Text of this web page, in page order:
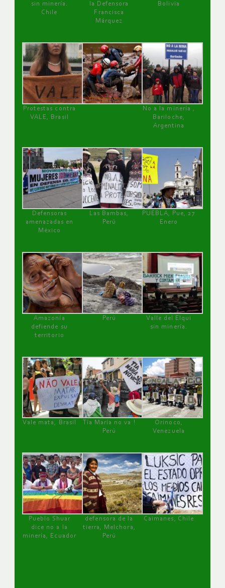
sin minería.
Chile
la Defensora
Francisca
Márquez
Bolivia
Protestas contra
VALE, Brasil
No a la minería ,
Bariloche,
Argentina
Defensoras
amenazadas en
México
Las Bambas,
Perú
PUEBLA, Pue, 27
Enero
Amazonía
defiende su
territorio
Perú
Valle del Elqui
sin minería.
Vale mata, Brasil
Tía María no va !
Perú
Orinoco,
Venezuela
Pueblo Shuar
dice no a la
minería, Ecuador
defensora de la
tierra, Melchora,
Perú
Caimanes, Chile